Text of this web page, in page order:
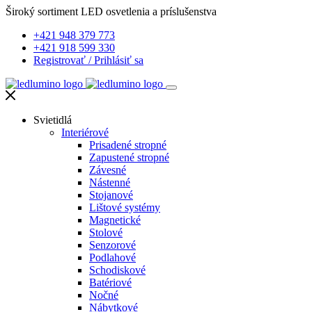
Široký sortiment LED osvetlenia a príslušenstva
+421 948 379 773
+421 918 599 330
Registrovať /Prihlásiť sa
Svietidlá
Interiérové
Prisadené stropné
Zapustené stropné
Závesné
Nástenné
Stojanové
Lištové systémy
Magnetické
Stolové
Senzorové
Podlahové
Schodiskové
Batériové
Nočné
Nábytkové